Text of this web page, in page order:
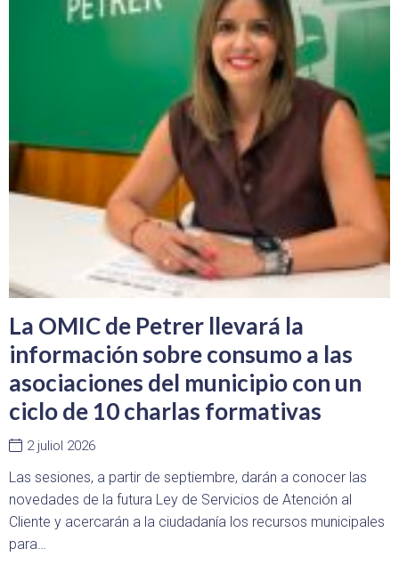
La OMIC de Petrer llevará la
información sobre consumo a las
asociaciones del municipio con un
ciclo de 10 charlas formativas
2 juliol 2026
Las sesiones, a partir de septiembre, darán a conocer las
novedades de la futura Ley de Servicios de Atención al
Cliente y acercarán a la ciudadanía los recursos municipales
para…